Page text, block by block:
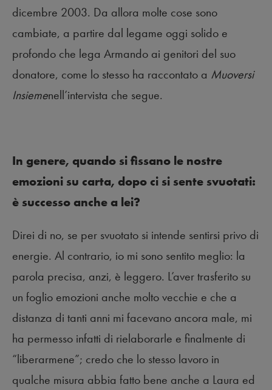
dicembre 2003. Da allora molte cose sono
cambiate, a partire dal legame oggi solido e
profondo che lega Armando ai genitori del suo
donatore, come lo stesso ha raccontato a Muoversi
Insiemenell’intervista che segue.
In genere, quando si fissano le nostre
emozioni su carta, dopo ci si sente svuotati:
è successo anche a lei?
Direi di no, se per svuotato si intende sentirsi privo di
energie. Al contrario, io mi sono sentito meglio: la
parola precisa, anzi, è leggero. L’aver trasferito su
un foglio emozioni anche molto vecchie e che a
distanza di tanti anni mi facevano ancora male, mi
ha permesso infatti di rielaborarle e finalmente di
“liberarmene”; credo che lo stesso lavoro in
qualche misura abbia fatto bene anche a Laura ed